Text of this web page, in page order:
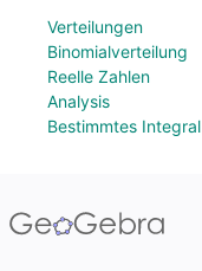
Verteilungen
Binomialverteilung
Reelle Zahlen
Analysis
Bestimmtes Integral